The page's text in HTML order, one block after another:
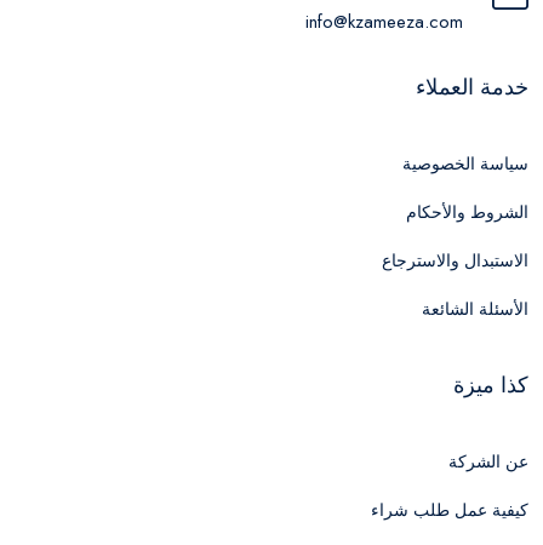
info@kzameeza.com
خدمة العملاء
سياسة الخصوصية
الشروط والأحكام
الاستبدال والاسترجاع
الأسئلة الشائعة
كذا ميزة
عن الشركة
كيفية عمل طلب شراء